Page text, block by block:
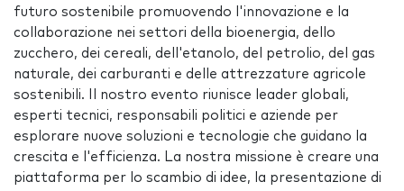
futuro sostenibile promuovendo l'innovazione e la
collaborazione nei settori della bioenergia, dello
zucchero, dei cereali, dell'etanolo, del petrolio, del gas
naturale, dei carburanti e delle attrezzature agricole
sostenibili. Il nostro evento riunisce leader globali,
esperti tecnici, responsabili politici e aziende per
esplorare nuove soluzioni e tecnologie che guidano la
crescita e l'efficienza. La nostra missione è creare una
piattaforma per lo scambio di idee, la presentazione di